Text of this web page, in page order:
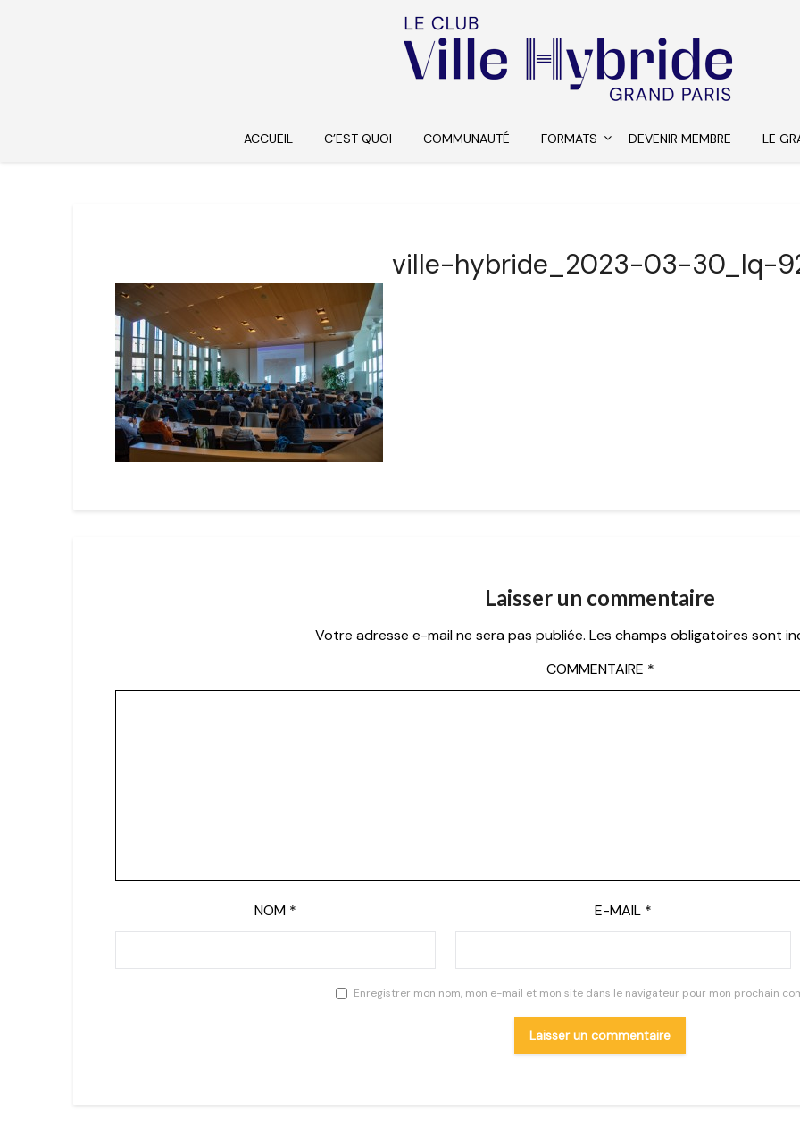
ACCUEIL C’EST QUOI COMMUNAUTÉ FORMATS DEVENIR MEMBRE LE
ville-hybride_2023-03-30_lq-
Laisser un commentaire
Votre adresse e-mail ne sera pas publiée. Les champs obligatoires sont
COMMENTAIRE *
NOM * E-MAIL *
Enregistrer mon nom, mon e-mail et mon site dans le navigateur pour mon prochain